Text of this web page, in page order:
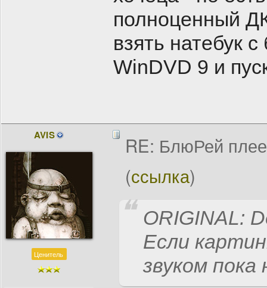
полноценный
взять натебук
WinDVD 9 и
AVIS
Ценитель
RE: БлюРей
(ссылка)
ORIGINAL:
Если
звуком пока